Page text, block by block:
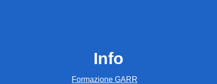
Info
Formazione GARR